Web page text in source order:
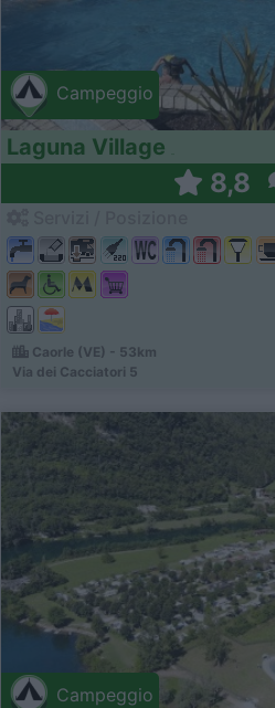
Campeggio
Laguna Village
8,8
Caorle (VE) - 53km
Via dei Cacciatori 5
Campeggio